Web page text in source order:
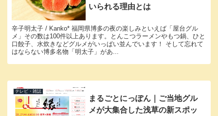
いられる理由とは
辛子明太子 / Kanko* 福岡県博多の夜の楽しみといえば「屋台グル
メ」その数は100件以上あります。とんこつラーメンやもつ鍋、ひと
口餃子、水炊きなどグルメがいっぱい並んでいます！ そして忘れて
はならない博多名物「明太子」があ...
テレビ・雑誌
まるごとにっぽん｜ご当地グル
メが大集合した浅草の新スポッ